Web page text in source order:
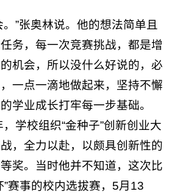
”张奥林说。他的想法简单且
务，每一次竞赛挑战，都是增
机会，所以没什么好说的，必
一点一滴地做起来，坚持不懈
学业成长打牢每一步基础。
学校组织“金种子”创新创业大
，全力以赴，以颇具创新性的
奖。当时他并不知道，这次比
”赛事的校内选拔赛，5月13